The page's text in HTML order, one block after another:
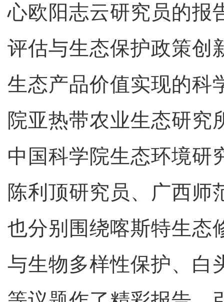
心欧阳志云研究员的报
评估与生态保护政策创
生态产品价值实现的科
院亚热带农业生态研究
中国科学院生态环境研
陈利顶研究员、广西师
也分别围绕喀斯特生态
与生物多样性保护、白